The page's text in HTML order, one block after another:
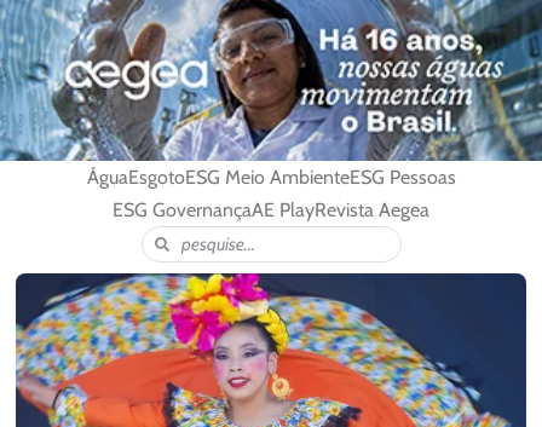
ÁguaEsgotoESG Meio AmbienteESG Pessoas
ESG GovernançaAE PlayRevista Aegea